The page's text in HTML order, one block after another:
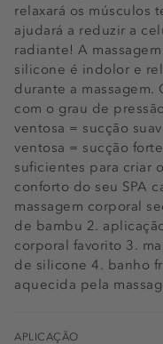
relaxará os músculos
ajudará a reduzir a
radiante! A
silicone é indolor e
durante a massagem.
com o grau de
ventosa = sucção
ventosa = sucção
suficientes para criar
conforto do seu SPA
massagem corporal
de bambu 2.
corporal favorito 3.
de silicone 4. banho
aquecida pela
APLICAÇÃO